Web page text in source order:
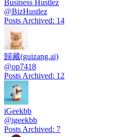
Business Hustlez
@BizHustlez
Posts Archived: 14
歸藏(guizang.ai)
@op7418
Posts Archived: 12
iGeekbb
@igeekbb
Posts Archived: 7